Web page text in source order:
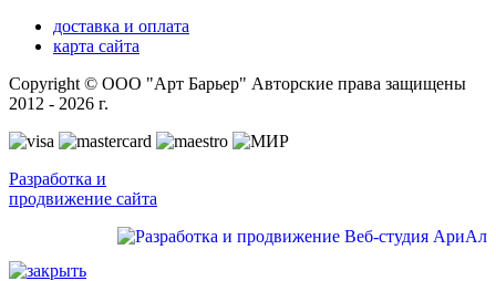
доставка и оплата
карта сайта
Copyright © ООО "Арт Барьер" Авторские права защищены
2012 - 2026 г.
Разработка и
продвижение сайта